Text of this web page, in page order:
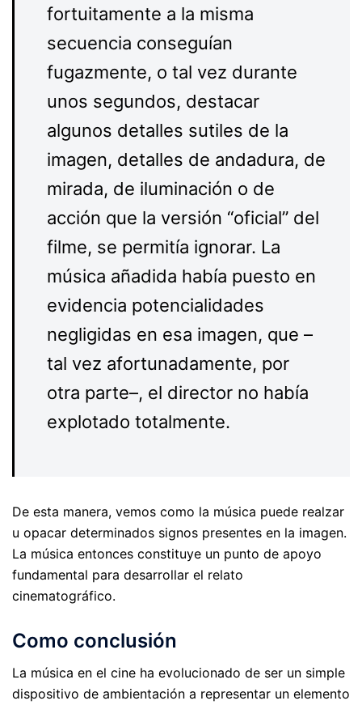
fortuitamente a la misma
secuencia conseguían
fugazmente, o tal vez durante
unos segundos, destacar
algunos detalles sutiles de la
imagen, detalles de andadura, de
mirada, de iluminación o de
acción que la versión “oficial” del
filme, se permitía ignorar. La
música añadida había puesto en
evidencia potencialidades
negligidas en esa imagen, que –
tal vez afortunadamente, por
otra parte–, el director no había
explotado totalmente.
De esta manera, vemos como la música puede realzar
u opacar determinados signos presentes en la imagen.
La música entonces constituye un punto de apoyo
fundamental para desarrollar el relato
cinematográfico.
Como conclusión
La música en el cine ha evolucionado de ser un simple
dispositivo de ambientación a representar un elemento